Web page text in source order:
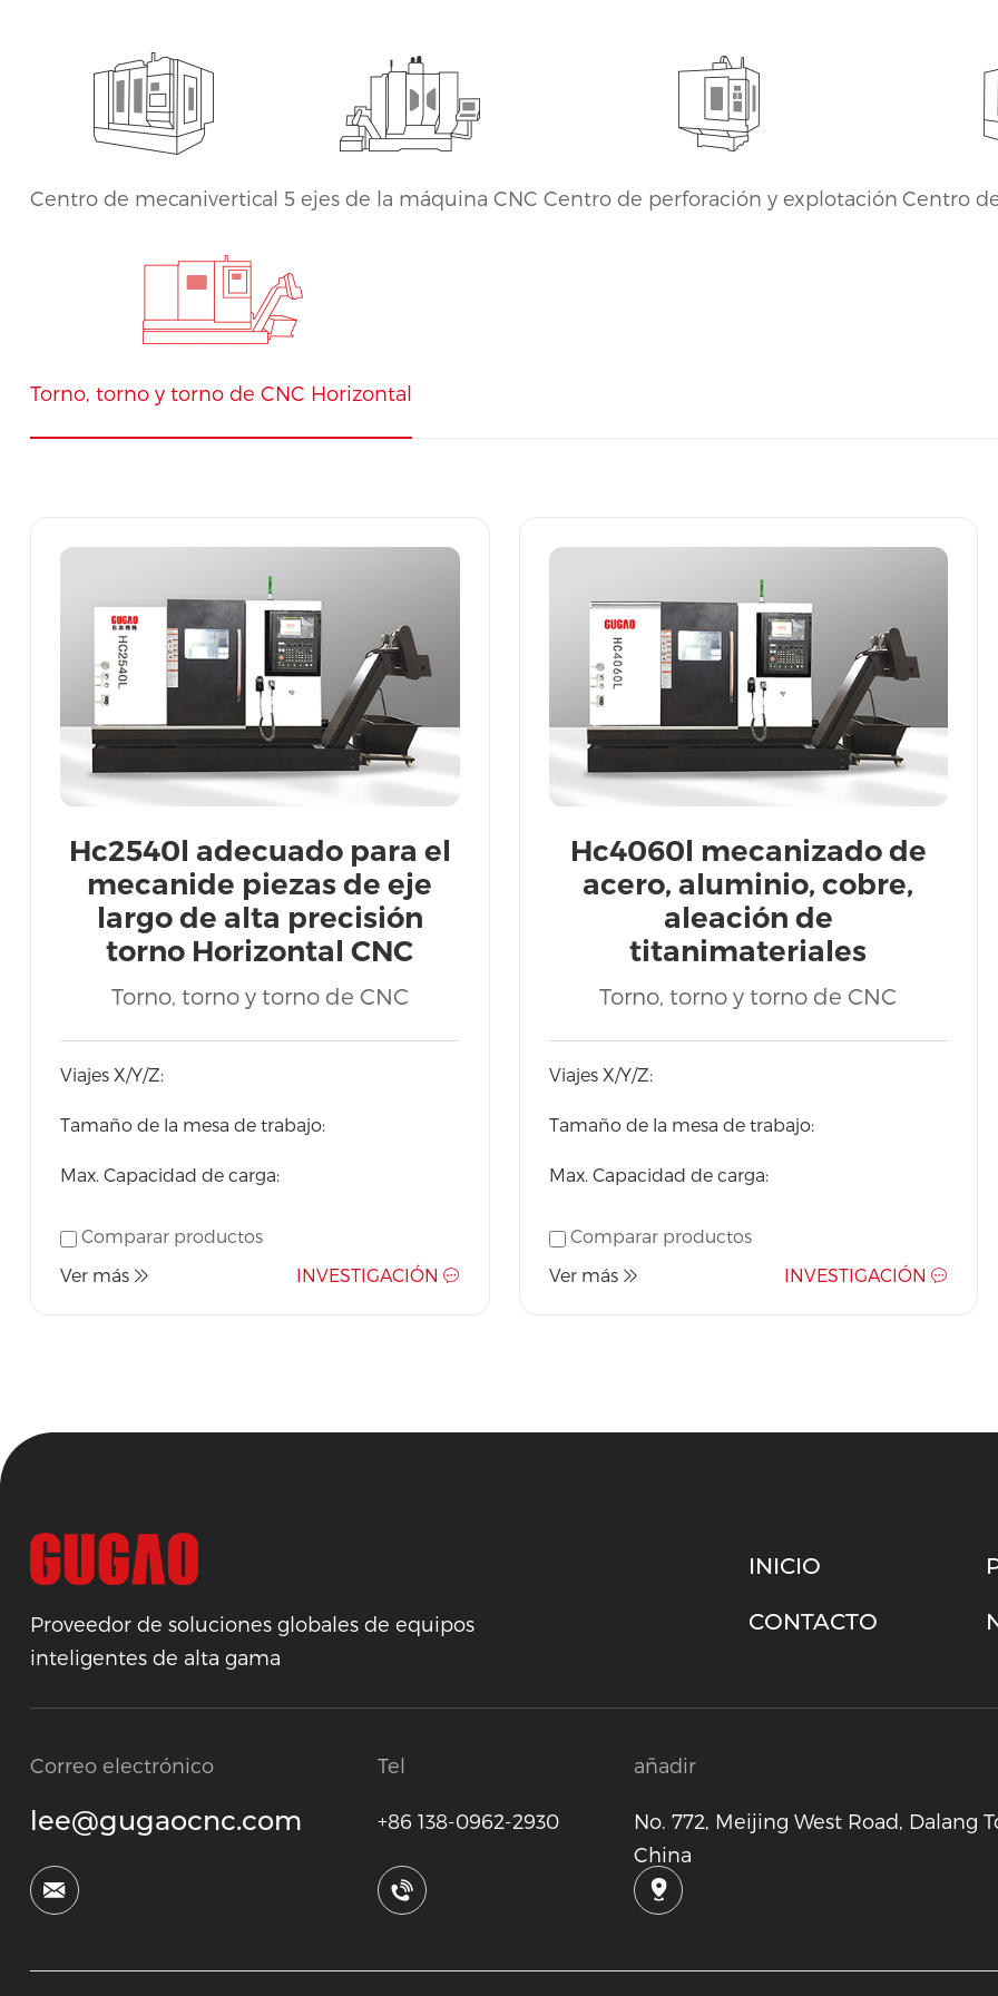
Torno, torno y torno de
CNC Horizontal
ventas globales precio
Centro de mecanivertical 5 ejes de la máquina CNC Centro de perforación y explotación Centro
Torno, torno y torno de CNC Horizontal
Hc2540l adecuado para el
mecanide piezas de eje
largo de alta precisión
torno Horizontal CNC
precio favorable agente de
ventas global quería
Torno, torno y torno de CNC
Viajes X/Y/Z:
Tamaño de la mesa de trabajo:
Max. Capacidad de carga:
Comparar productos
Ver más
INVESTIGACIÓN
Hc4060l mecanizado de
acero, aluminio, cobre,
aleación de
titanimateriales
multimetálicos CNC torno
Horizontal precio barato
venta Global
Torno, torno y torno de CNC
Viajes X/Y/Z:
Tamaño de la mesa de trabajo:
Max. Capacidad de carga:
Comparar productos
Ver más
INVESTIGACIÓN
Proveedor de soluciones globales de equipos
inteligentes de alta gama
INICIO
CONTACTO
Correo electrónico
lee@gugaocnc.com
Tel
+86 138-0962-2930
añadir
No. 772, Meijing West Road, Dalang
China